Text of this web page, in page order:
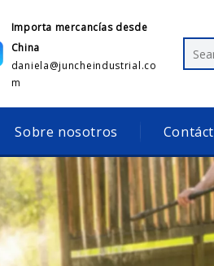
Importa mercancías desde
China
daniela@juncheindustrial.co
m
Sobre nosotros